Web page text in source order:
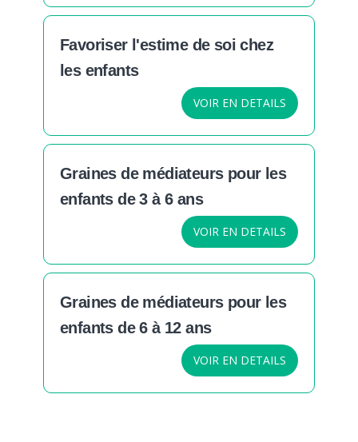
Favoriser l'estime de soi chez
les enfants
VOIR EN DETAILS
Graines de médiateurs pour les
enfants de 3 à 6 ans
VOIR EN DETAILS
Graines de médiateurs pour les
enfants de 6 à 12 ans
VOIR EN DETAILS